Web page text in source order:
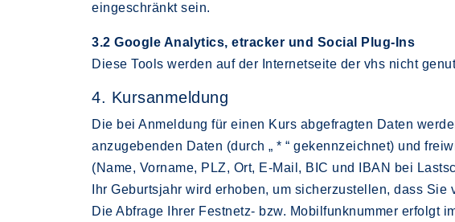
eingeschränkt sein.
3.2 Google Analytics, etracker und Social Plug-Ins
Diese Tools werden auf der Internetseite der vhs nicht
4. Kursanmeldung
Die bei Anmeldung für einen Kurs abgefragten Daten
anzugebenden Daten (durch „ * “ gekennzeichnet) und
(Name, Vorname, PLZ, Ort, E-Mail, BIC und IBAN bei
Ihr Geburtsjahr wird erhoben, um sicherzustellen, dass
Die Abfrage Ihrer Festnetz- bzw. Mobilfunknummer erfolgt